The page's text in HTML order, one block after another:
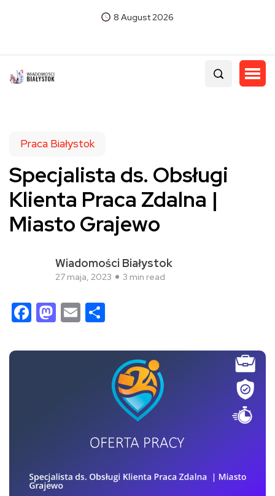
8 August 2026
Praca Białystok
Specjalista ds. Obsługi
Klienta Praca Zdalna |
Miasto Grajewo
Wiadomości Białystok
27 maja, 2023 3 min read
Facebook
Mastodon
Email